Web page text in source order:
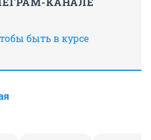
быть в курсе